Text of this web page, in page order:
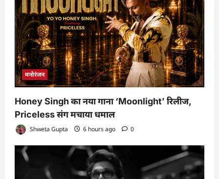
मनोरंजन
Honey Singh का नया गाना ‘Moonlight’ रिलीज,
Priceless संग मचाया धमाल
Shweta Gupta 6 hours ago 0